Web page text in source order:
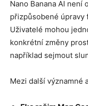
Nano Banana AI není
přizpůsobené úpravy
Uživatelé mohou
konkrétní změny
například sejmout
Mezi další významné